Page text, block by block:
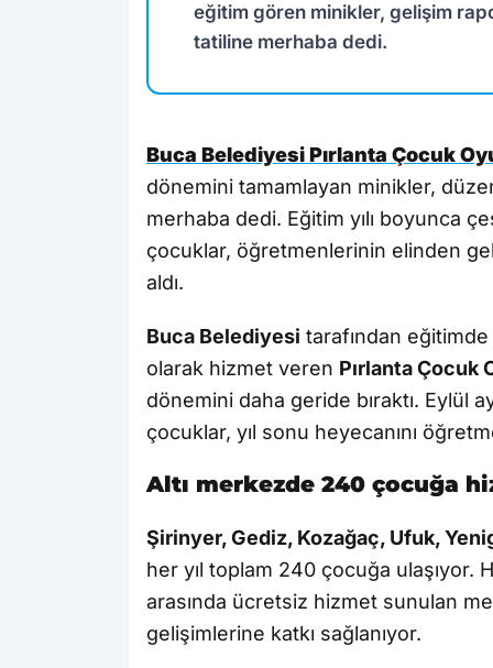
eğitim gören minikler, gelişim
tatiline merhaba dedi.
Buca Belediyesi Pırlanta Çocuk
dönemini tamamlayan minikler,
merhaba dedi. Eğitim yılı boyunca
çocuklar, öğretmenlerinin elinden
aldı.
Buca Belediyesi tarafından
olarak hizmet veren Pırlanta
dönemini daha geride bıraktı. Eylül
çocuklar, yıl sonu heyecanını
Altı merkezde 240 çocuğa
Şirinyer, Gediz, Kozağaç, Ufuk,
her yıl toplam 240 çocuğa ulaşıyor.
arasında ücretsiz hizmet sunulan
gelişimlerine katkı sağlanıyor.